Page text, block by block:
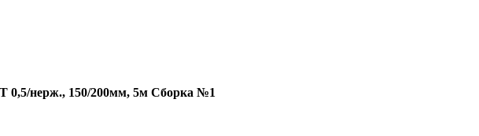
0,5/нерж., 150/200мм, 5м Сборка №1